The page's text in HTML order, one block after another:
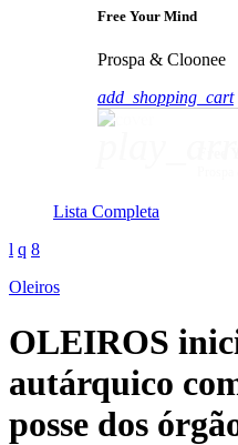
Free Your Mind
Prospa & Cloonee
add_shopping_cart
Lista Completa
Oleiros
OLEIROS
autárquico
posse dos